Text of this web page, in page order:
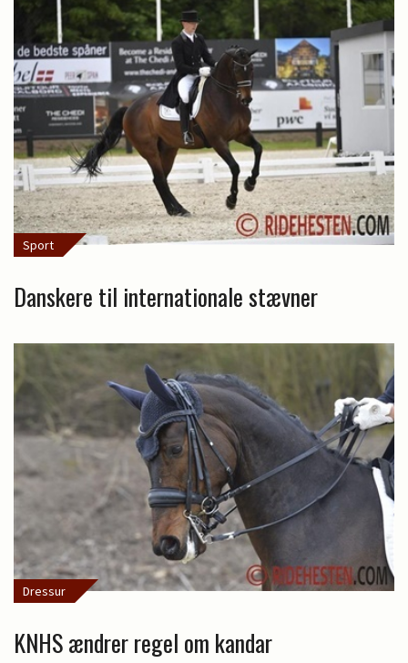
Sport
Danskere til internationale stævner
Dressur
KNHS ændrer regel om kandar